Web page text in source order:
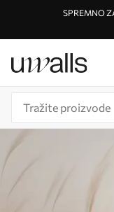
SPREMNO